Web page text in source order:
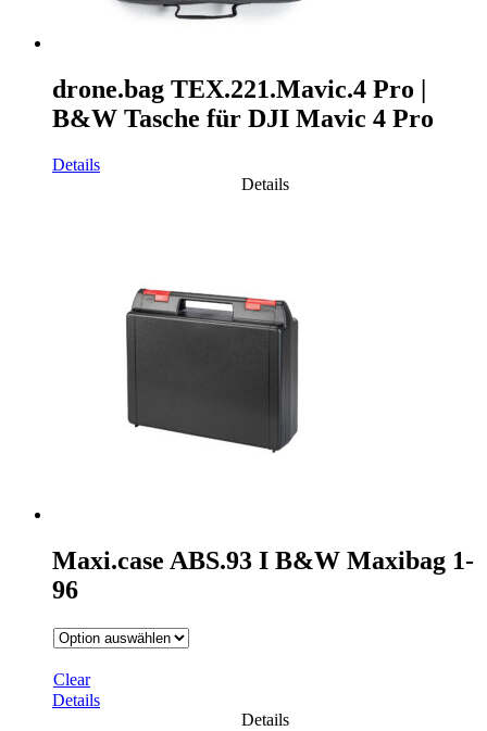
drone.bag TEX.221.Mavic.4 Pro |
B&W Tasche für DJI Mavic 4 Pro
Details
Details
Maxi.case ABS.93 I B&W Maxibag 1-
96
Clear
Details
Details